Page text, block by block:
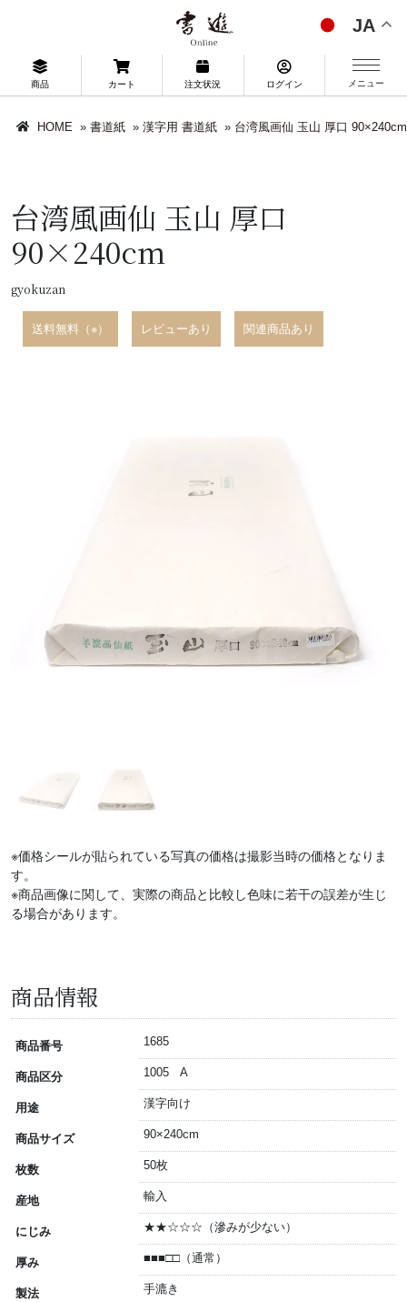
JA
商品 カート 注文状況 ログイン メニュー
HOME » 書道紙 » 漢字用 書道紙 » 台湾風画仙 玉山 厚口 90×240cm
台湾風画仙 玉山 厚口
90×240cm
gyokuzan
送料無料（※） レビューあり 関連商品あり
※価格シールが貼られている写真の価格は撮影当時の価格となりま
す。
※商品画像に関して、実際の商品と比較し色味に若干の誤差が生じ
る場合があります。
商品情報
商品番号 1685
商品区分 1005 A
用途 漢字向け
商品サイズ 90×240cm
枚数 50枚
産地 輸入
にじみ ★★☆☆☆（滲みが少ない）
厚み ■■■□□（通常）
製法 手漉き